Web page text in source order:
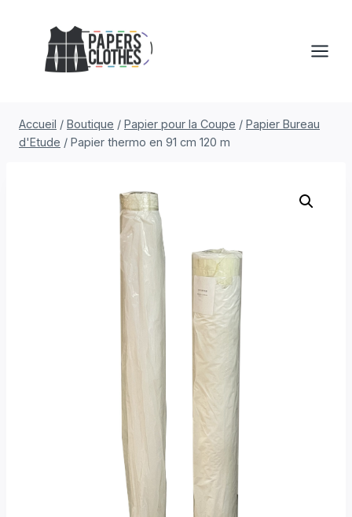
contenu
Accueil / Boutique / Papier pour la Coupe / Papier Bureau
d'Etude / Papier thermo en 91 cm 120 m